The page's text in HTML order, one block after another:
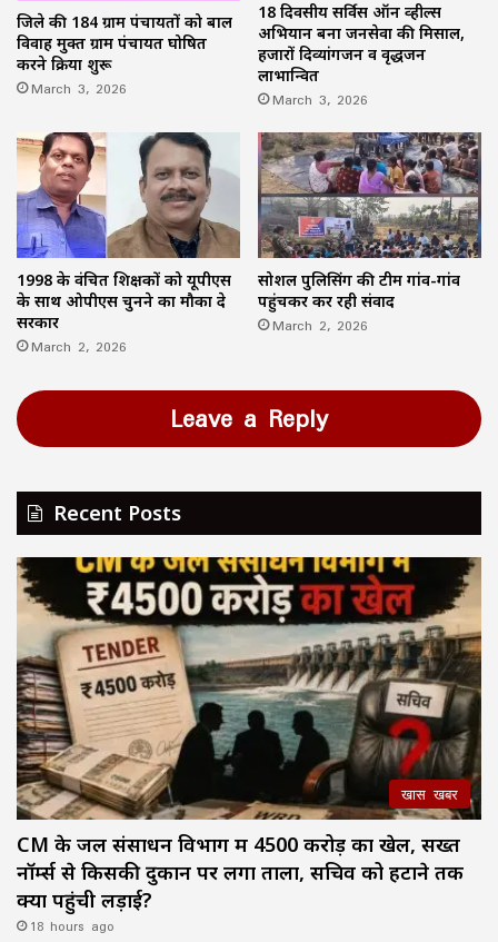
जिले की 184 ग्राम पंचायतों को बाल
विवाह मुक्त ग्राम पंचायत घोषित
करने प्रक्रिया शुरू
March 3, 2026
18 दिवसीय सर्विस ऑन व्हील्स
अभियान बना जनसेवा की मिसाल,
हजारों दिव्यांगजन व वृद्धजन
लाभान्वित
March 3, 2026
1998 के वंचित शिक्षकों को यूपीएस
के साथ ओपीएस चुनने का मौका दे
सरकार
March 2, 2026
सोशल पुलिसिंग की टीम गांव-गांव
पहुंचकर कर रही संवाद
March 2, 2026
Leave a Reply
Recent Posts
खास खबर
CM के जल संसाधन विभाग में ₹4500 करोड़ का खेल, सख्त
नॉर्म्स से किसकी दुकान पर लगा ताला, सचिव को हटाने तक
क्यों पहुंची लड़ाई?
18 hours ago